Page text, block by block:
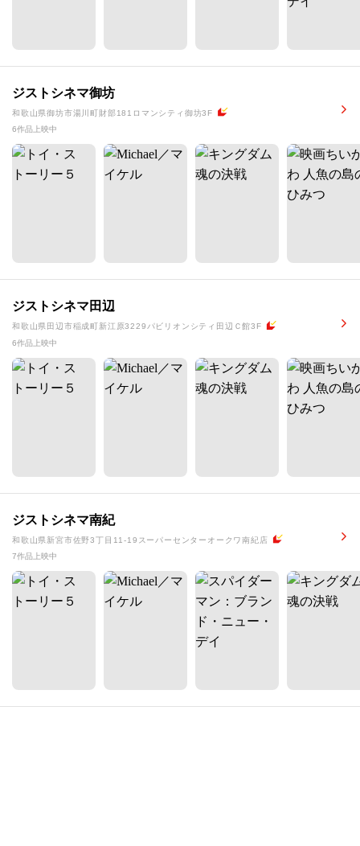
ジストシネマ御坊
和歌山県御坊市湯川町財部181ロマンシティ御坊3F
6作品上映中
ジストシネマ田辺
和歌山県田辺市稲成町新江原3229パビリオンシティ田辺Ｃ館3F
6作品上映中
ジストシネマ南紀
和歌山県新宮市佐野3丁目11-19スーパーセンターオークワ南紀店
7作品上映中